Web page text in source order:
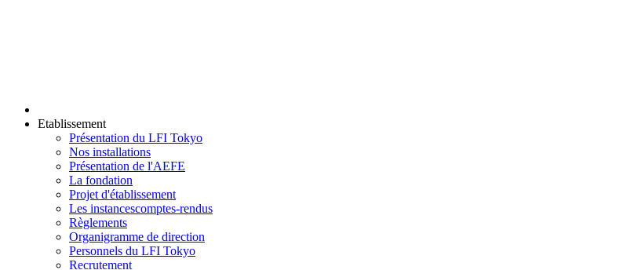
Etablissement
Présentation du LFI Tokyo
Nos installations
Présentation de l'AEFE
La fondation
Projet d'établissement
Les instancescomptes-rendus
Règlements
Organigramme de direction
Personnels du LFI Tokyo
Recrutement